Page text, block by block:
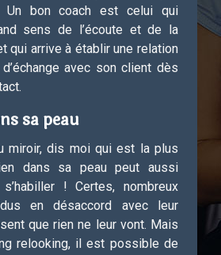
Un bon coach est celui qui
sens de l’écoute et de la
qui arrive à établir une relation
avec son client dès
sa peau
miroir, dis moi qui est la plus
dans sa peau peut aussi
! Certes, nombreux
en désaccord avec leur
que rien ne leur vont. Mais
relooking, il est possible de